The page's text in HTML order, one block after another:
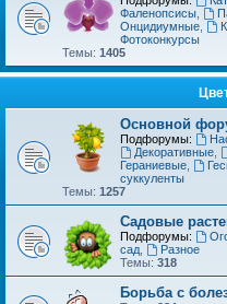
Фаленопсисы
Онцидиумные
Фотоконкурсы
Темы: 1405
Основной
Подфорумы:
Декоративные,
Гераниевые
суккуленты
Темы: 1257
Садовые
Подфорумы:
сад
Разное
Темы: 318
Борьба с